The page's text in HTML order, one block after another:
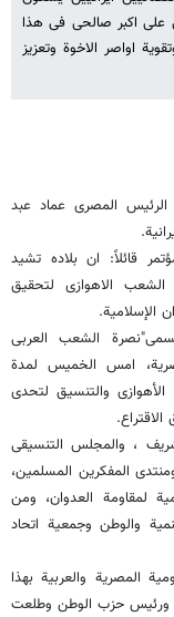
علی اکبر صالحی فی هذا
اواصر الاخوة وتعزیز
الرئیس المصری عماد عبد
قائلاً: ان بلاده تشید
الشعب الاهوازی لتحقیق
الإسلامیة.
الشعب العربی
امس الخمیس لمدة
والتنسیق لتحدی
الاقتراع.
، والمجلس التنسیقی
المفکرین المسلمین،
لمقاومة العدوان، ومن
والوطن وجمعیة اتحاد
المصریة والعربیة بهذا
ورئیس حزب الوطن وطلعت